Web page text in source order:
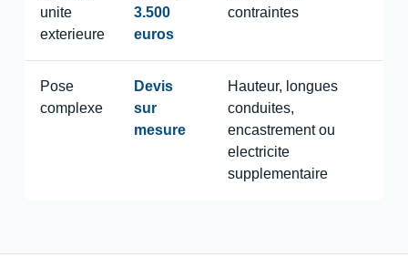
unite
exterieure
3.500
euros
contraintes
Pose
complexe
Devis
sur
mesure
Hauteur, longues
conduites,
encastrement ou
electricite
supplementaire